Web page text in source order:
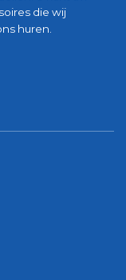
die wij
huren.